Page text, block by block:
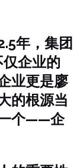
年，集团
企业的
业更是廖
的根源当
个——企